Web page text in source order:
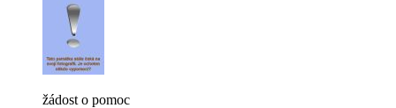
žádost o pomoc